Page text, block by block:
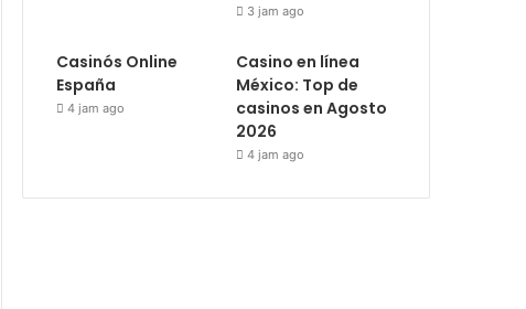
3 jam ago
Casinós Online
España
4 jam ago
Casino en línea
México: Top de
casinos en Agosto
2026
4 jam ago